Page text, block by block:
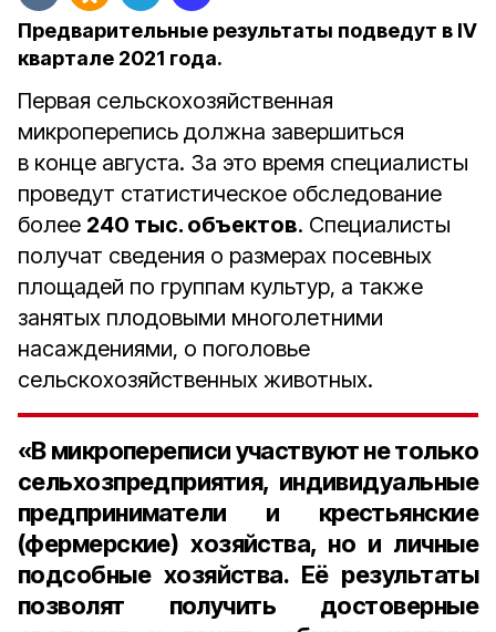
Предварительные результаты подведут в IV
квартале 2021 года.
Первая сельскохозяйственная
микроперепись должна завершиться
в конце августа. За это время специалисты
проведут статистическое обследование
более 240 тыс. объектов. Специалисты
получат сведения о размерах посевных
площадей по группам культур, а также
занятых плодовыми многолетними
насаждениями, о поголовье
сельскохозяйственных животных.
«В микропереписи участвуют не только
сельхозпредприятия, индивидуальные
предприниматели и крестьянские
(фермерские) хозяйства, но и личные
подсобные хозяйства. Её результаты
позволят получить достоверные